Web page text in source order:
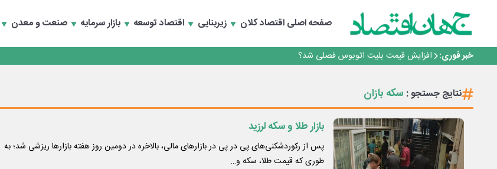
صفحه اصلیاقتصاد کلان زیربنایی اقتصاد توسعه بازار سرمایه صنعت و معدن
خبر فوری:
رانندگان انگلیسی به سرقت سوخت روی آوردند!
۲ درصد از مشترکان ۱۰ درصد برق خانگی را مصرف می‌کنند!
افزایش قیمت بلیت اتوبوس فصلی شد؟
چرا بدون ثبات ارزی، صنایع بزرگ ایران در بن‌بست باقی می‌مانند
۲ درصد از مشترکان ۱۰ درصد برق خانگی را مصرف می‌کنند!
روزنامه ۱۷ مرداد
افزایش قیمت بلیت اتوبوس فصلی شد؟
نتایج جستجو : سکه بازان
بازار طلا و سکه لرزید
پس از رکوردشکنی‌های پی در پی در بازارهای مالی، بالاخره در دومین روز هفته بازارها ریزشی شد؛ به
طوری که قیمت طلا، سکه و…